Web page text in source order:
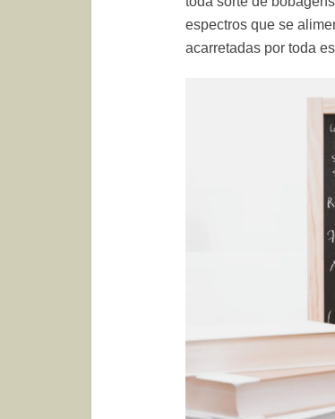
espectros que se
acarretadas por toda